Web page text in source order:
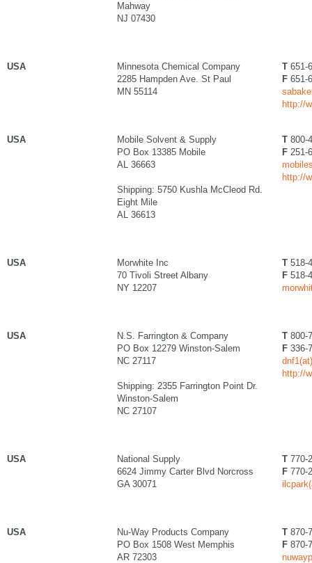
Mahway
NJ 07430
USA
Minnesota Chemical Company
2285 Hampden Ave. St Paul
MN 55114
T 651-
F 651-
http://
USA
Mobile Solvent & Supply
PO Box 13385 Mobile
AL 36663
Shipping: 5750 Kushla McCleod Rd.
Eight Mile
AL 36613
T 800-
F 251-
http://
USA
Morwhite Inc
70 Tivoli Street Albany
NY 12207
T 518-
F 518-
USA
N.S. Farrington & Company
PO Box 12279 Winston-Salem
NC 27117
Shipping: 2355 Farrington Point Dr.
Winston-Salem
NC 27107
T 800-
F 336-
http://
USA
National Supply
6624 Jimmy Carter Blvd Norcross
GA 30071
T 770-
F 770-
USA
Nu-Way Products Company
PO Box 1508 West Memphis
AR 72303
T 870-
F 870-